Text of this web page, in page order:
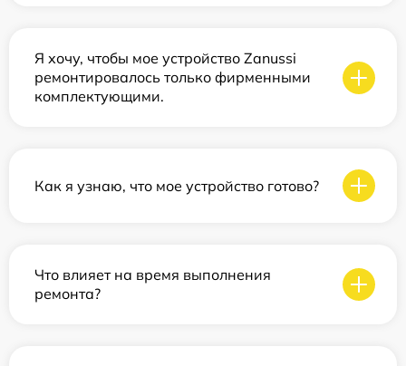
Я хочу, чтобы мое устройство Zanussi
ремонтировалось только фирменными
комплектующими.
Как я узнаю, что мое устройство готово?
Что влияет на время выполнения
ремонта?